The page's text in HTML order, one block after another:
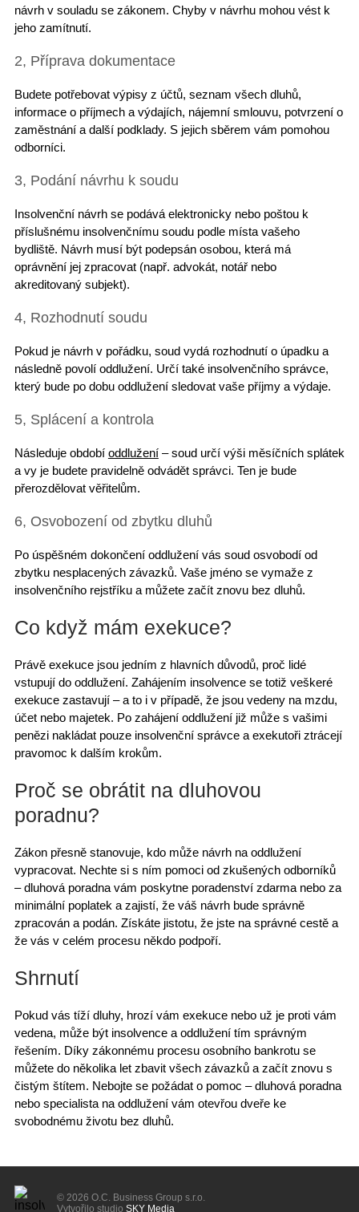
návrh v souladu se zákonem. Chyby v návrhu mohou vést k
jeho zamítnutí.
2, Příprava dokumentace
Budete potřebovat výpisy z účtů, seznam všech dluhů,
informace o příjmech a výdajích, nájemní smlouvu, potvrzení o
zaměstnání a další podklady. S jejich sběrem vám pomohou
odborníci.
3, Podání návrhu k soudu
Insolvenční návrhse podává elektronicky nebo poštou k
příslušnému insolvenčnímu soudu podle místa vašeho
bydliště. Návrh musí být podepsán osobou, která má
oprávnění jej zpracovat (např. advokát, notář nebo
akreditovaný subjekt).
4, Rozhodnutí soudu
Pokud je návrh v pořádku, soud vydá rozhodnutí o úpadku a
následně povolí oddlužení. Určí také insolvenčního správce,
který bude po dobu oddlužení sledovat vaše příjmy a výdaje.
5, Splácení a kontrola
Následuje období oddlužení– soud určí výši měsíčních splátek
a vy je budete pravidelně odvádět správci. Ten je bude
přerozdělovat věřitelům.
6, Osvobození od zbytku dluhů
Po úspěšném dokončení oddluženívás soud osvobodí od
zbytku nesplacených závazků. Vaše jméno se vymaže z
insolvenčního rejstříku a můžete začít znovu bez dluhů.
Co když mám exekuce?
Právě exekuce jsou jedním z hlavních důvodů, proč lidé
vstupují do oddlužení. Zahájením insolvence se totiž veškeré
exekuce zastavují – a to i v případě, že jsou vedeny na mzdu,
účet nebo majetek. Po zahájení oddlužení již může s vašimi
penězi nakládat pouze insolvenční správce a exekutořiztrácejí
pravomoc k dalším krokům.
Proč se obrátit na dluhovou
poradnu?
Zákon přesně stanovuje, kdo může návrh na oddlužení
vypracovat. Nechte si s ním pomoci od zkušených odborníků
–dluhová poradnavám poskytne poradenství zdarma nebo za
minimální poplatek a zajistí, že váš návrh bude správně
zpracován a podán. Získáte jistotu, že jste na správné cestě a
že vás v celém procesu někdo podpoří.
Shrnutí
Pokud vás tíží dluhy, hrozí vám exekucenebo už je proti vám
vedena, může být insolvence a oddlužení tím správným
řešením. Díky zákonnému procesu osobního bankrotu se
můžete do několika let zbavit všech závazků a začít znovu s
čistým štítem. Nebojte se požádat o pomoc – dluhová poradna
nebo specialista na oddluženívám otevřou dveře ke
svobodnému životu bez dluhů.
© 2026 O.C. Business Group s.r.o.
Vytvořilo studio SKY Media